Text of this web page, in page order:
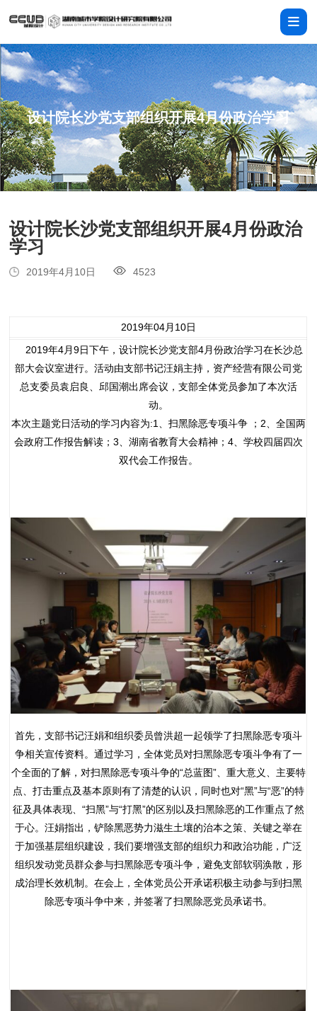
设计院长沙党支部组织开展4月份政治学习
设计院长沙党支部组织开展4月份政治
学习
2019年4月10日 4523
2019年04月10日
2019年4月9日下午，设计院长沙党支部4月份政治学习在长沙总
部大会议室进行。活动由支部书记汪娟主持，资产经营有限公司党
总支委员袁启良、邱国潮出席会议，支部全体党员参加了本次活
动。
本次主题党日活动的学习内容为:1、扫黑除恶专项斗争 ；2、全国两
会政府工作报告解读；3、湖南省教育大会精神；4、学校四届四次
双代会工作报告。
首先，支部书记汪娟和组织委员曾洪超一起领学了扫黑除恶专项斗
争相关宣传资料。通过学习，全体党员对扫黑除恶专项斗争有了一
个全面的了解，对扫黑除恶专项斗争的“总蓝图”、重大意义、主要特
点、打击重点及基本原则有了清楚的认识，同时也对“黑”与“恶”的特
征及具体表现、“扫黑”与“打黑”的区别以及扫黑除恶的工作重点了然
于心。汪娟指出，铲除黑恶势力滋生土壤的治本之策、关键之举在
于加强基层组织建设，我们要增强支部的组织力和政治功能，广泛
组织发动党员群众参与扫黑除恶专项斗争，避免支部软弱涣散，形
成治理长效机制。在会上，全体党员公开承诺积极主动参与到扫黑
除恶专项斗争中来，并签署了扫黑除恶党员承诺书。